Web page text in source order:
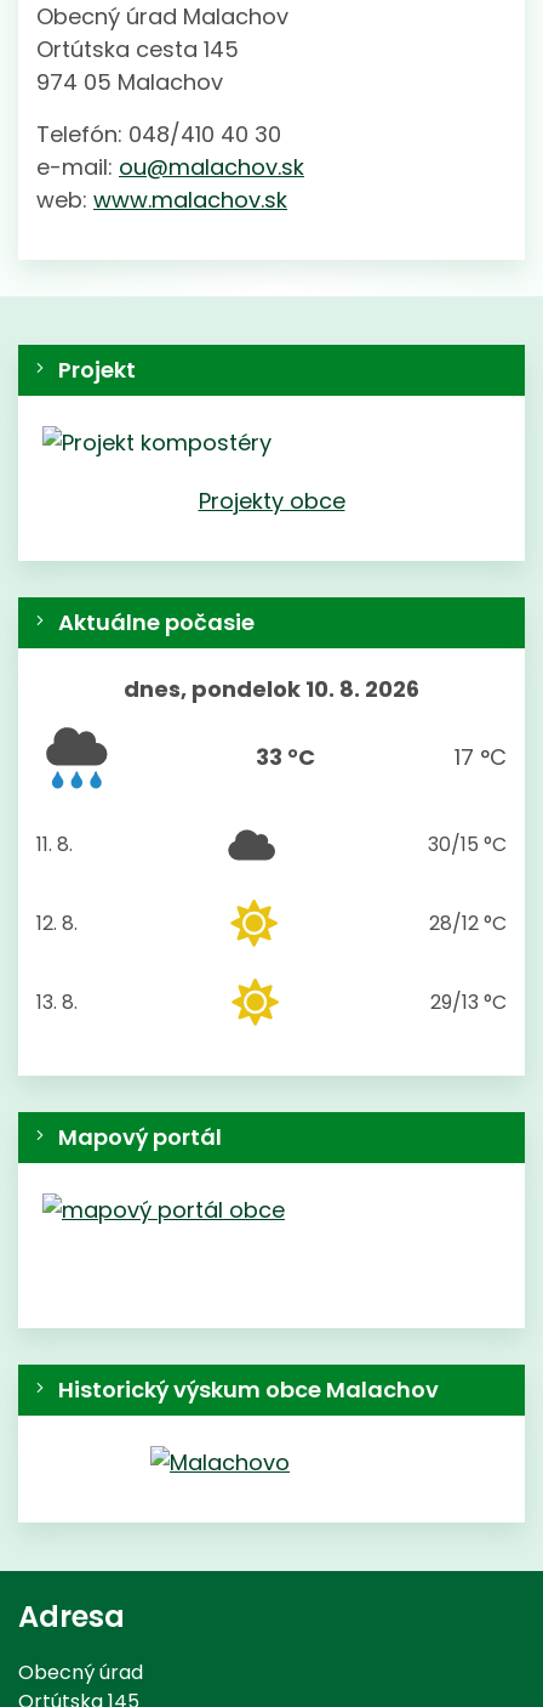
Obecný úrad Malachov
Ortútska cesta 145
974 05 Malachov
Telefón: 048/410 40 30
e-mail: ou@malachov.sk
web: www.malachov.sk
Projekt
Projekty obce
Aktuálne počasie
dnes, pondelok 10. 8. 2026
33 °C 17 °C
utorok
11. 8. 30/15 °C
streda
12. 8. 28/12 °C
štvrtok
13. 8. 29/13 °C
Mapový portál
Historický výskum obce Malachov
Adresa
Obecný úrad